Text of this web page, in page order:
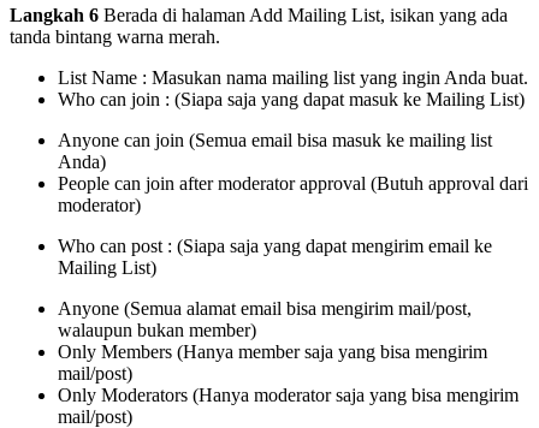
Langkah 6 Berada di halaman Add Mailing List, isikan yang ada
tanda bintang warna merah.
List Name : Masukan nama mailing list yang ingin Anda buat.
Who can join : (Siapa saja yang dapat masuk ke Mailing List)
Anyone can join (Semua email bisa masuk ke mailing list
Anda)
People can join after moderator approval (Butuh approval dari
moderator)
Who can post : (Siapa saja yang dapat mengirim email ke
Mailing List)
Anyone (Semua alamat email bisa mengirim mail/post,
walaupun bukan member)
Only Members (Hanya member saja yang bisa mengirim
mail/post)
Only Moderators (Hanya moderator saja yang bisa mengirim
mail/post)